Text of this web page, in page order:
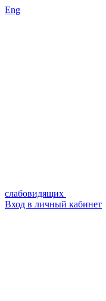
Eng
слабовидящих
Вход в личный кабинет